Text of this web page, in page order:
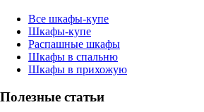
Все шкафы-купе
Шкафы-купе
Распашные шкафы
Шкафы в спальню
Шкафы в прихожую
Полезные статьи